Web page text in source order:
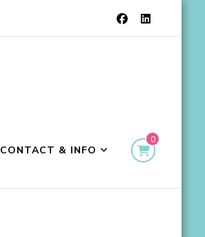
CONTACT & INFO
0